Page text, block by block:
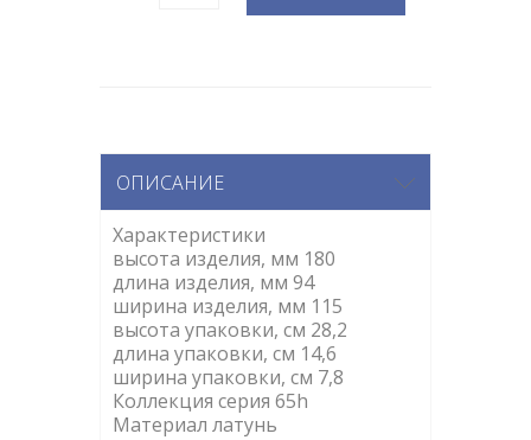
ОПИСАНИЕ
Характеристики
высота изделия, мм 180
длина изделия, мм 94
ширина изделия, мм 115
высота упаковки, cм 28,2
длина упаковки, cм 14,6
ширина упаковки, cм 7,8
Коллекция серия 65h
Материал латунь